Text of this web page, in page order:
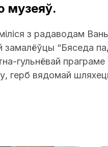
музеяў.
з радаводам
“Бяседа
гульнёвай
герб вядомай